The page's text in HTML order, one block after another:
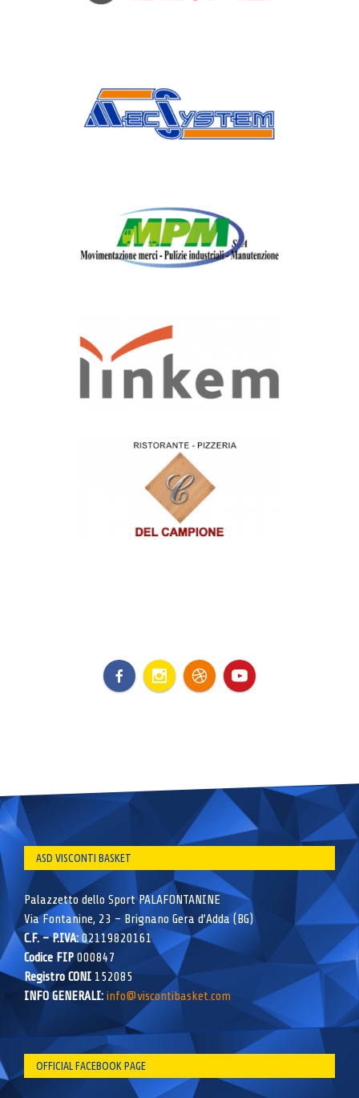
ASD VISCONTI BASKET
Palazzetto dello Sport PALAFONTANINE
Via Fontanine, 23 – Brignano Gera d’Adda (BG)
C.F. – P.IVA:02119820161
Codice FIP000847
Registro CONI 152085
INFO GENERALI: info@viscontibasket.com
OFFICIAL FACEBOOK PAGE